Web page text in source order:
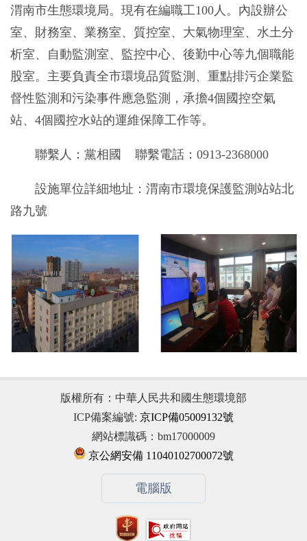
渭南市生態環境局。現有在編職工100人。內設辦公
室、財務室、業務室、質控室、大氣物理室、水土分
析室、自動監測室、監控中心、後勤中心等九個職能
股室。主要負責全市環境品質監測、重點排污企業監
督性監測和污染事件應急監測，承擔4個國控空氣
站、4個國控水站的運維保障工作等。
聯繫人：黨相國 聯繫電話：0913-2368000
設施單位詳細地址：渭南市環境保護監測站站北
路九號
版權所有：中華人民共和國生態環境部
ICP備案編號: 京ICP備05009132號
網站標識碼：bm17000009
京公網安備 11040102700072號
電腦版